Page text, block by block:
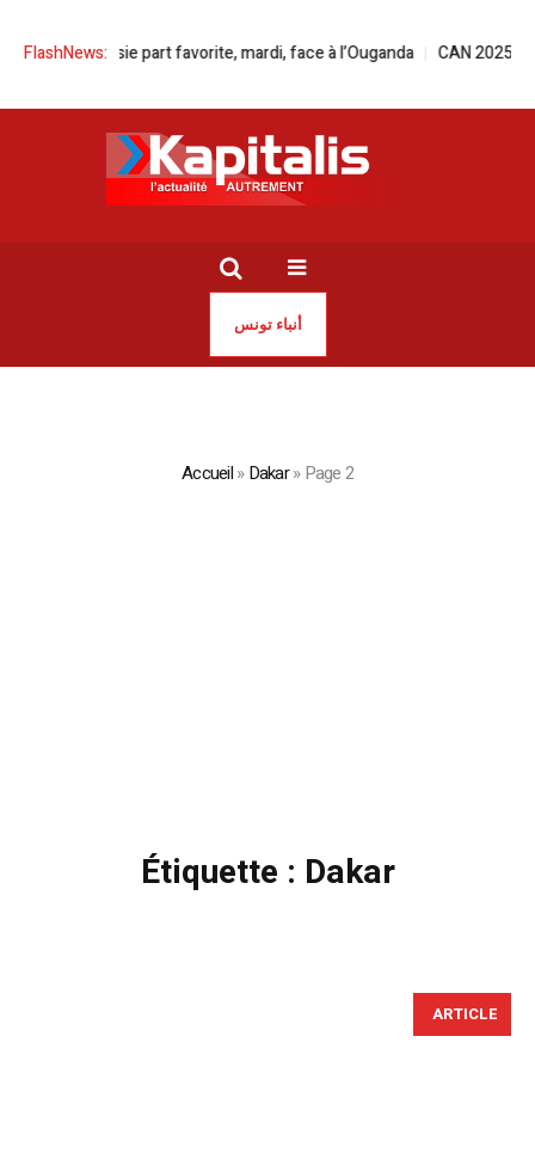
FlashNews:
l La Tunisie part favorite, mardi, face à l’Ouganda CAN 2025 l
أنباء تونس
Accueil»Dakar»Page 2
Étiquette : Dakar
ARTICLE